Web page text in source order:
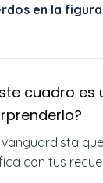
en la figura
cuadro es
con tus